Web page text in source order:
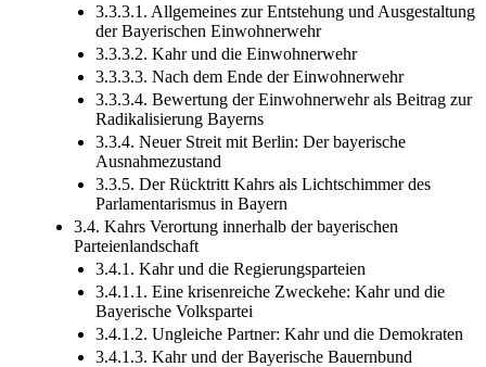
3.3.3.1. Allgemeines zur Entstehung und Ausgestaltung
der Bayerischen Einwohnerwehr
3.3.3.2. Kahr und die Einwohnerwehr
3.3.3.3. Nach dem Ende der Einwohnerwehr
3.3.3.4. Bewertung der Einwohnerwehr als Beitrag zur
Radikalisierung Bayerns
3.3.4. Neuer Streit mit Berlin: Der bayerische
Ausnahmezustand
3.3.5. Der Rücktritt Kahrs als Lichtschimmer des
Parlamentarismus in Bayern
3.4. Kahrs Verortung innerhalb der bayerischen
Parteienlandschaft
3.4.1. Kahr und die Regierungsparteien
3.4.1.1. Eine krisenreiche Zweckehe: Kahr und die
Bayerische Volkspartei
3.4.1.2. Ungleiche Partner: Kahr und die Demokraten
3.4.1.3. Kahr und der Bayerische Bauernbund